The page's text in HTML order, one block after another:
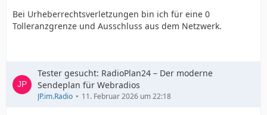
Bei Urheberrechtsverletzungen bin ich für eine 0
Tolleranzgrenze und Ausschluss aus dem Netzwerk.
Tester gesucht: RadioPlan24 – Der moderne
Sendeplan für Webradios
JP.im.Radio 11. Februar 2026 um 22:18